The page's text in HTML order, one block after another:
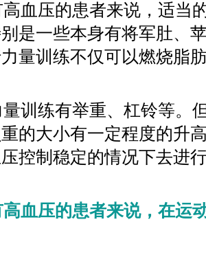
血压的患者来说，适当
是一些本身有将军肚、
量训练不仅可以燃烧脂
训练有举重、杠铃等。
的大小有一定程度的升
控制稳定的情况下去进
血压的患者来说，在运